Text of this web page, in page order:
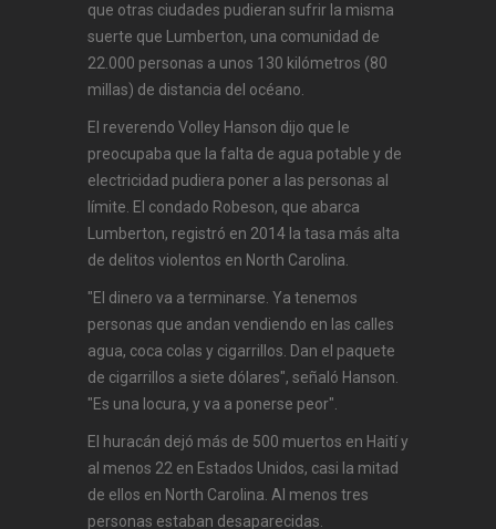
que otras ciudades pudieran sufrir la misma
suerte que Lumberton, una comunidad de
22.000 personas a unos 130 kilómetros (80
millas) de distancia del océano.
El reverendo Volley Hanson dijo que le
preocupaba que la falta de agua potable y de
electricidad pudiera poner a las personas al
límite. El condado Robeson, que abarca
Lumberton, registró en 2014 la tasa más alta
de delitos violentos en North Carolina.
"El dinero va a terminarse. Ya tenemos
personas que andan vendiendo en las calles
agua, coca colas y cigarrillos. Dan el paquete
de cigarrillos a siete dólares", señaló Hanson.
"Es una locura, y va a ponerse peor".
El huracán dejó más de 500 muertos en Haití y
al menos 22 en Estados Unidos, casi la mitad
de ellos en North Carolina. Al menos tres
personas estaban desaparecidas.